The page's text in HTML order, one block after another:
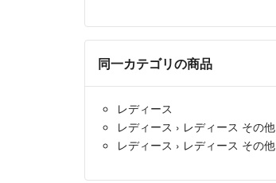
同一カテゴリの商品
レディース
レディース › レディース その他
レディース › レディース その他